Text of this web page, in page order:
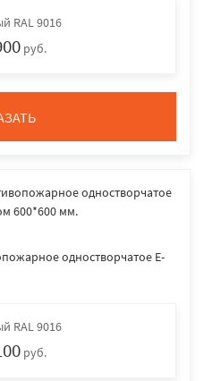
RAL 9016
руб.
одностворчатое E-
RAL 9016
руб.